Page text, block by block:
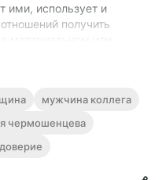
ими, использует и
получить
материальном или
ссылку на видео с
мужчина коллега
чермошенцева
доверие